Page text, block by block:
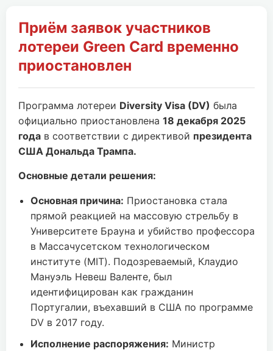
Приём заявок участников
лотереи Green Card временно
приостановлен
Программа лотереи Diversity Visa (DV) была
официально приостановлена 18 декабря 2025
года в соответствии с директивой президента
США Дональда Трампа.
Основные детали решения:
Основная причина: Приостановка стала
прямой реакцией на массовую стрельбу в
Университете Брауна и убийство профессора
в Массачусетском технологическом
институте (MIT). Подозреваемый, Клаудио
Мануэль Невеш Валенте, был
идентифицирован как гражданин
Португалии, въехавший в США по программе
DV в 2017 году.
Исполнение распоряжения: Министр